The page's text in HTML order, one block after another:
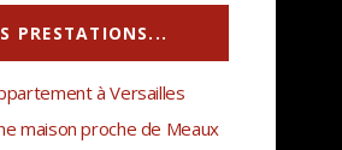
PRESTATIONS...
à Versailles
maison proche de Meaux